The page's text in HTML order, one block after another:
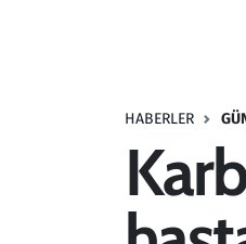
HABERLER
Savunma Sanayi